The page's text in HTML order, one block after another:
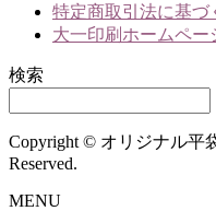
特定商取引法に基づ
大一印刷ホームペー
検索
Copyright © オリジナル平
Reserved.
MENU